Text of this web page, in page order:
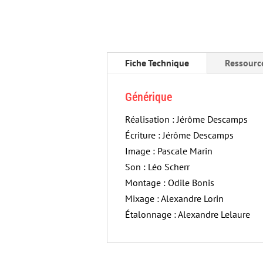
Fiche Technique
Générique
Réalisation : Jérôme Descamps
Écriture : Jérôme Descamps
Image : Pascale Marin
Son : Léo Scherr
Montage : Odile Bonis
Mixage : Alexandre Lorin
Étalonnage : Alexandre Lelaure